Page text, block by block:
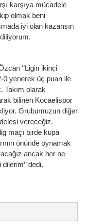
karşıya mücadele
olmak beni
iyi olan kazansın
‘‘Ligin ikinci
0 yenerek üç puan ile
Takım olarak
bilinen Kocaelispor
Grubumuzun diğer
vereceğiz.
maçı birde kupa
önünde oynamak
ancak her ne
dedi.